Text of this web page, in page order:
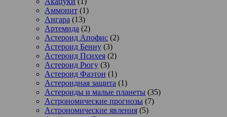
Аммонит (1)
Ангара (13)
Артемида (2)
Астероид Апофис (2)
Астероид Бенну (3)
Астероид Психея (2)
Астероид Рюгу (3)
Астероид Фаэтон (1)
Астероидная защита (1)
Астероиды и малые планеты (35)
Астрономические прогнозы (7)
Астрономические явления (5)